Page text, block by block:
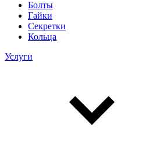
Болты
Гайки
Секретки
Кольца
Услуги